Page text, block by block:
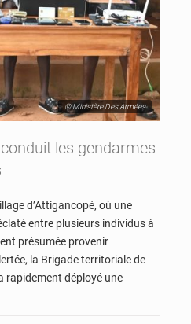
© Ministère Des Armées
les gendarmes
d’Attigancopé, où une
entre plusieurs individus à
présumée provenir
la Brigade territoriale de
rapidement déployé une